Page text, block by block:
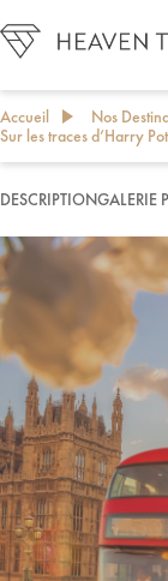
Accueil Nos
Sur les traces d’Harry
DESCRIPTIONGALERIE